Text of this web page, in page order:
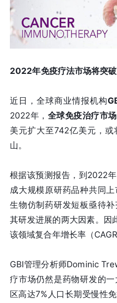
2022年免疫疗法市场将突
近日，全球商业情报机构
2022年， 全球免疫治疗市
美元扩大至742亿美元，或
山。
根据该预测报告，到2022
成大规模原研药品种共同
生物仿制药研发短板亟待
其研发进展的两大因素。因
该领域复合年增长率（
GBI管理分析师Dominic
疗市场仍然是药物研发的
区高达7%人口长期受慢性